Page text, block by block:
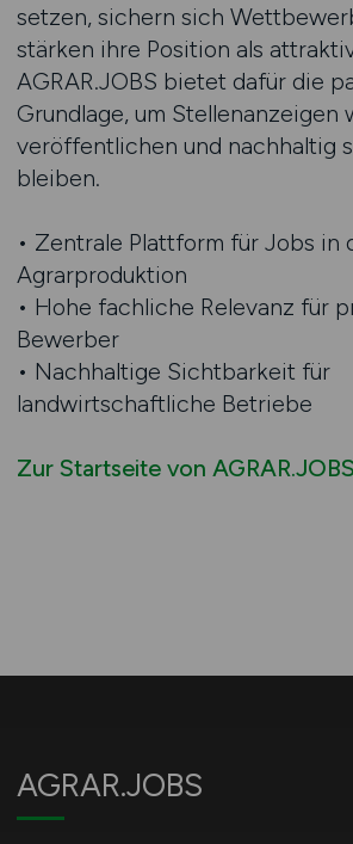
setzen, sichern sich
stärken ihre Position als
AGRAR.JOBS bietet dafür die
Grundlage, um Stellenanzeigen
veröffentlichen und nachhaltig
bleiben.
• Zentrale Plattform für Jobs in
Agrarproduktion
• Hohe fachliche Relevanz für
Bewerber
• Nachhaltige Sichtbarkeit für
landwirtschaftliche Betriebe
Zur Startseite von AGRAR.JOBS
AGRAR.JOBS